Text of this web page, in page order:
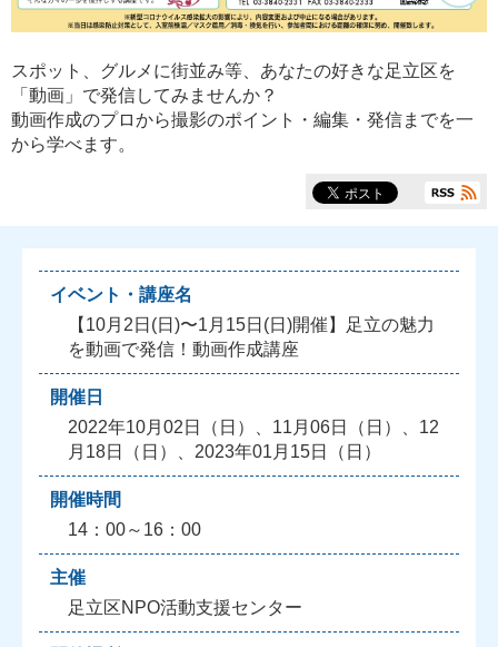
スポット、グルメに街並み等、あなたの好きな足立区を
「動画」で発信してみませんか？
動画作成のプロから撮影のポイント・編集・発信までを一
から学べます。
イベント・講座名
【10月2日(日)〜1月15日(日)開催】足立の魅力
を動画で発信！動画作成講座
開催日
2022年10月02日（日）、11月06日（日）、12
月18日（日）、2023年01月15日（日）
開催時間
14：00～16：00
主催
足立区NPO活動支援センター